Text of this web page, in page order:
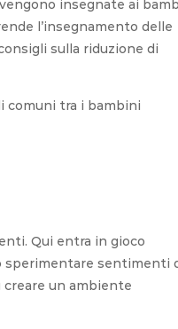
insegnate ai
l’insegnamento delle
sulla riduzione di
comuni tra i bambini
Qui entra in gioco
sperimentare sentimenti
creare un ambiente